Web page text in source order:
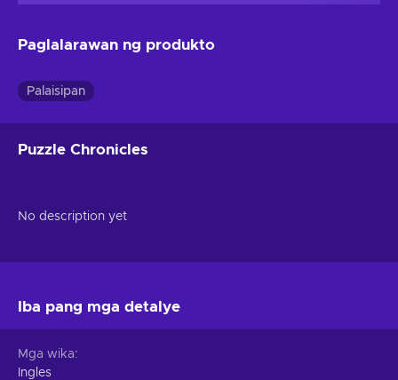
Paglalarawan ng produkto
Palaisipan
Puzzle Chronicles
No description yet
Iba pang mga detalye
Mga wika
Ingles